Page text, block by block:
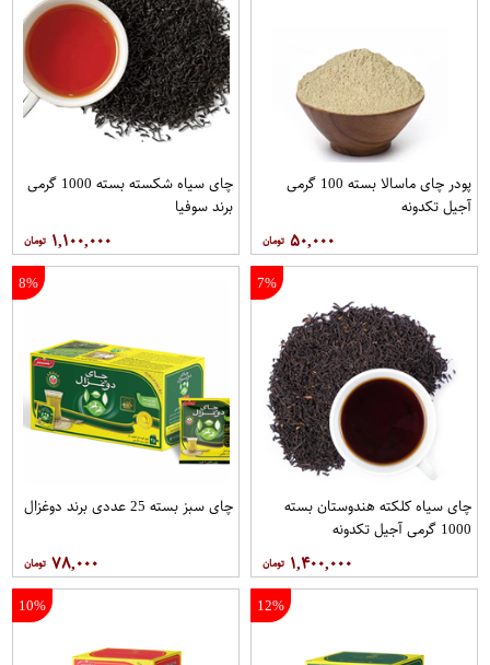
پودر چای ماسالا بسته 100 گرمی
آجیل تکدونه
۵۰,۰۰۰
چای سیاه شکسته بسته 1000 گرمی
برند سوفیا
۱,۱۰۰,۰۰۰
7%
چای سیاه کلکته هندوستان بسته
1000 گرمی آجیل تکدونه
۱,۴۰۰,۰۰۰
8%
چای سبز بسته 25 عددی برند دوغزال
۷۸,۰۰۰
12%
10%